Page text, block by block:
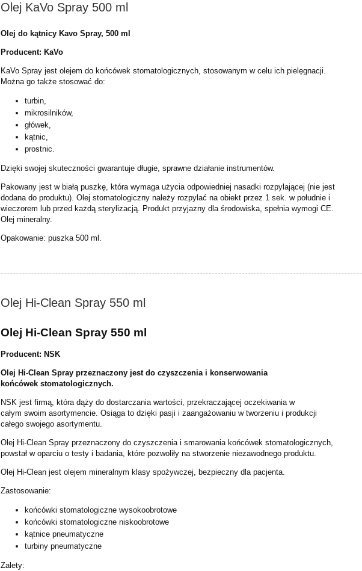
Olej KaVo Spray 500 ml
Olej do kątnicy Kavo Spray, 500 ml
Producent: KaVo
KaVo Spray jest olejem do końcówek stomatologicznych, stosowanym w celu ich pielęgnacji.
Można go także stosować do:
turbin,
mikrosilników,
główek,
kątnic,
prostnic.
Dzięki swojej skuteczności gwarantuje długie, sprawne działanie instrumentów.
Pakowany jest w białą puszkę, która wymaga użycia odpowiedniej nasadki rozpylającej (nie jest
dodana do produktu). Olej stomatologiczny należy rozpylać na obiekt przez 1 sek. w południe i
wieczorem lub przed każdą sterylizacją. Produkt przyjazny dla środowiska, spełnia wymogi CE.
Olej mineralny.
Opakowanie: puszka 500 ml.
Olej Hi-Clean Spray 550 ml
Olej Hi-Clean Spray 550 ml
Producent: NSK
Olej Hi-Clean Spray przeznaczony jest do czyszczenia i konserwowania
końcówekstomatologicznych.
NSK jest firmą, która dąży do dostarczania wartości, przekraczającej oczekiwania w
całymswoim asortymencie. Osiąga to dzięki pasji i zaangażowaniu w tworzeniu i produkcji
całegoswojego asortymentu.
Olej Hi-Clean Spray przeznaczony do czyszczenia i smarowania końcówekstomatologicznych,
powstał w oparciu o testy i badania, które pozwoliły na stworzenieniezawodnego produktu.
Olej Hi-Clean jest olejem mineralnym klasy spożywczej, bezpieczny dla pacjenta.
Zastosowanie:
końcówki stomatologiczne wysokoobrotowe
końcówki stomatologiczne niskoobrotowe
kątnice pneumatyczne
turbiny pneumatyczne
Zalety: